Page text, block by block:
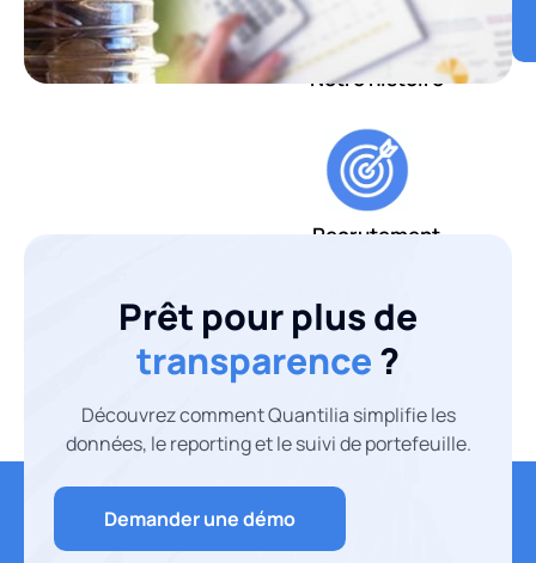
Notre histoire
Recrutement
Nous
contacter
X
Prêt pour plus de
transparence?
Découvrez comment Quantilia simplifie les
données, le reporting et le suivi de portefeuille.
Demander une démo